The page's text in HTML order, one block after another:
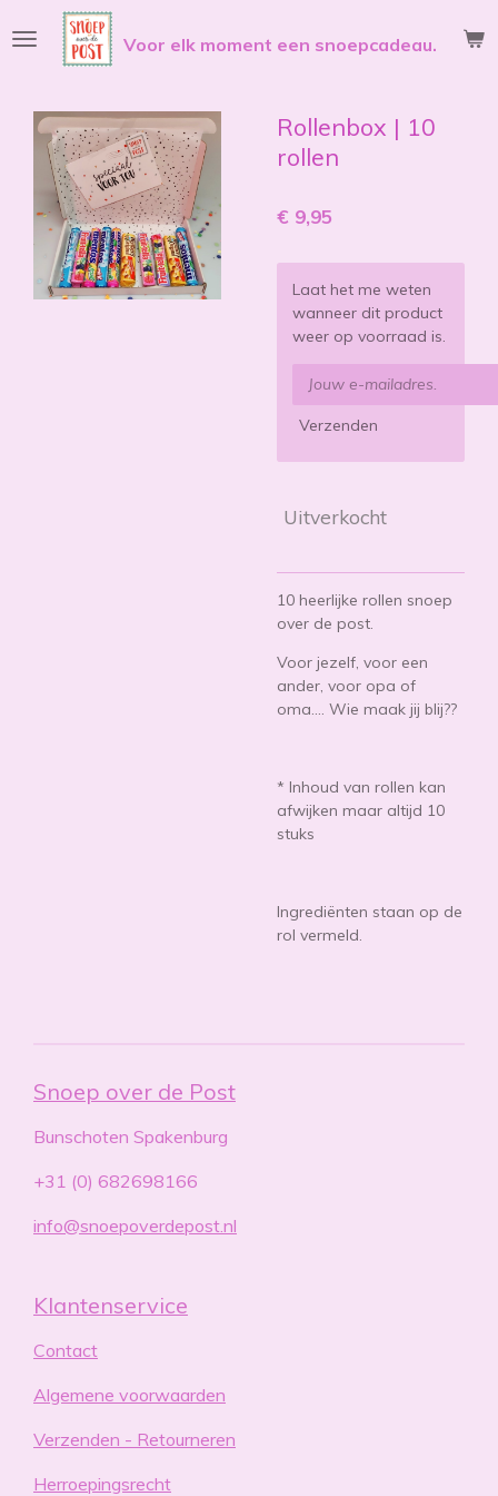
direct
hoofdinhoud
Voor elk moment een snoepcadeau.
Rollenbox | 10
rollen
€ 9,95
Laat het me weten
wanneer dit product
weer op voorraad is.
Verzenden
Uitverkocht
10 heerlijke rollen snoep
over de post.
Voor jezelf, voor een
ander, voor opa of
oma.... Wie maak jij blij??
* Inhoud van rollen kan
afwijken maar altijd 10
stuks
Ingrediënten staan op de
rol vermeld.
Snoep over de Post
Bunschoten Spakenburg
+31 (0) 682698166
info@snoepoverdepost.nl
Klantenservice
Contact
Algemene voorwaarden
Verzenden - Retourneren
Herroepingsrecht